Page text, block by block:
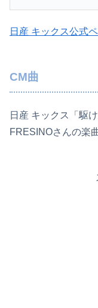
日産 キックス公式
CM曲
日産 キックス「駆
FRESINOさんの楽